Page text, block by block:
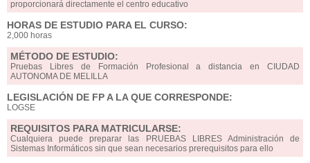
proporcionará directamente el centro educativo
HORAS DE ESTUDIO PARA EL CURSO:
2,000 horas
MÉTODO DE ESTUDIO:
Pruebas Libres de Formación Profesional a distancia en CIUDAD
AUTONOMA DE MELILLA
LEGISLACIÓN DE FP A LA QUE CORRESPONDE:
LOGSE
REQUISITOS PARA MATRICULARSE:
Cualquiera puede preparar las PRUEBAS LIBRES Administración de
Sistemas Informáticos sin que sean necesarios prerequisitos para ello